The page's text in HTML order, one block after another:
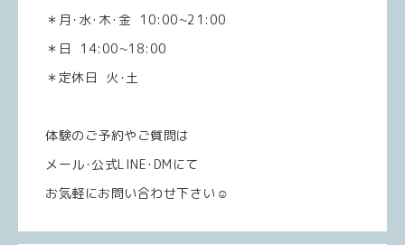
＊月･水･木･金 10:00~21:00
＊日 14:00~18:00
＊定休日 火･土
体験のご予約やご質問は
メール･公式LINE･DMにて
お気軽にお問い合わせ下さい☺️